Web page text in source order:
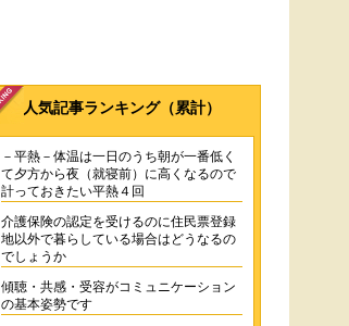
人気記事ランキング（累計）
－平熱－体温は一日のうち朝が一番低く
て夕方から夜（就寝前）に高くなるので
計っておきたい平熱４回
介護保険の認定を受けるのに住民票登録
地以外で暮らしている場合はどうなるの
でしょうか
傾聴・共感・受容がコミュニケーション
の基本姿勢です